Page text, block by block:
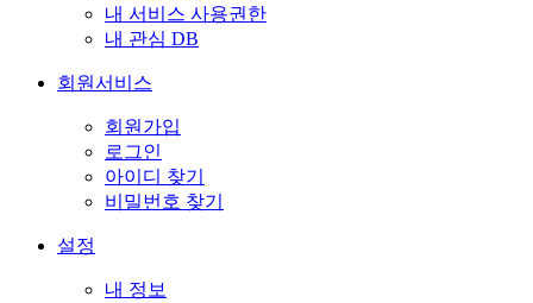
내 서비스 사용권한
내 관심 DB
회원서비스
회원가입
로그인
아이디 찾기
비밀번호 찾기
설정
내 정보